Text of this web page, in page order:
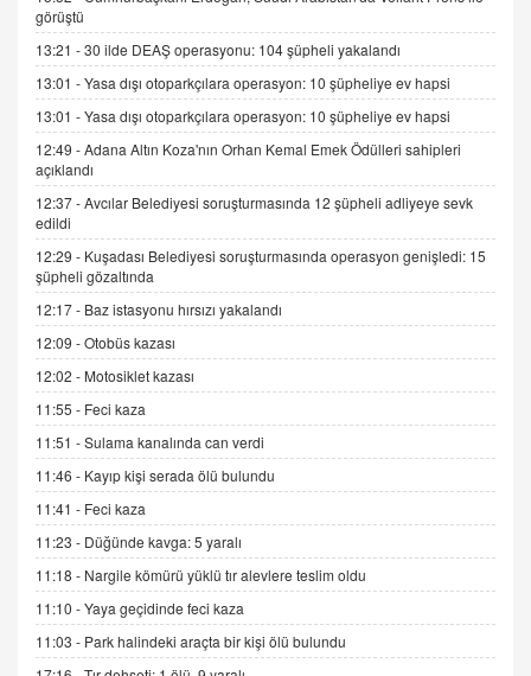
SEHER EREK
Kış Ayları Geldi, Hangi Önlemler Alınmalı?
9.12.2025 10:11
İNCİ GÜL AKÖL
06.07.2026 13:00
ADEM AKÖL
Esed Destekçilerinin Yüzüne Vurulan Şamar:
Sednaya
11.12.2024 12:30
DR. EKREM ASLAN
Gerçek Ne, Algı Ne? "Beraber Yürüyoruz"
Cümlesinin Peşinden
19.07.2025 12:45
GÖNÜL MENEKŞE
Şifacının Yolu
04.11.2025 12:56
AV. RÜMEYSA ÖZKALE
Kira Uyuşmazlıklarında Dava Açmadan Önce
görüştü
13:21 -30 ilde DEAŞ operasyonu: 104 şüpheli yakalandı
13:01 -Yasa dışı otoparkçılara operasyon: 10 şüpheliye ev hapsi
13:01 -Yasa dışı otoparkçılara operasyon: 10 şüpheliye ev hapsi
12:49 -Adana Altın Koza'nın Orhan Kemal Emek Ödülleri sahipleri
açıklandı
12:37 -Avcılar Belediyesi soruşturmasında 12 şüpheli adliyeye sevk
edildi
12:29 - Kuşadası Belediyesi soruşturmasında operasyon genişledi: 15
şüpheli gözaltında
12:17 - Baz istasyonu hırsızı yakalandı
12:09 -Otobüs kazası
12:02 - Motosiklet kazası
11:55 - Feci kaza
11:51 -Sulama kanalında can verdi
11:46 - Kayıp kişi serada ölü bulundu
11:41 - Feci kaza
11:23 - Düğünde kavga: 5 yaralı
11:18 - Nargile kömürü yüklü tır alevlere teslim oldu
11:10 -Yaya geçidinde feci kaza
11:03 - Park halindeki araçta bir kişi ölü bulundu